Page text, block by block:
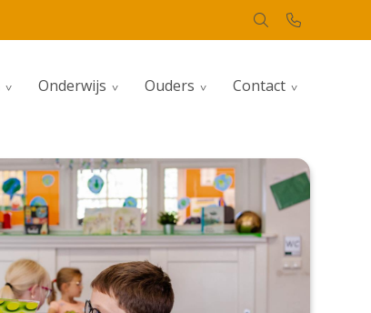
Onderwijs Ouders Contact